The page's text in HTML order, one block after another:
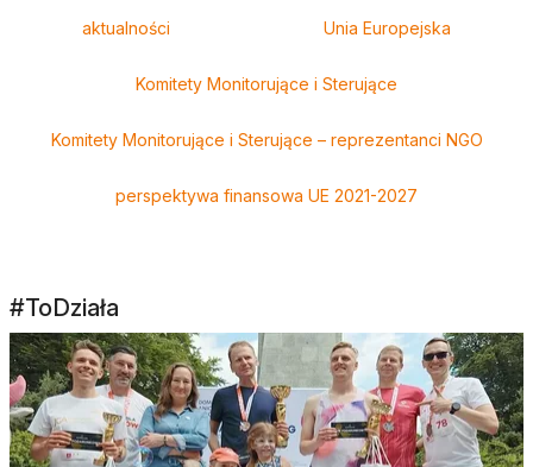
aktualności Unia Europejska
Komitety Monitorujące i Sterujące
Komitety Monitorujące i Sterujące – reprezentanci NGO
perspektywa finansowa UE 2021-2027
#ToDziała